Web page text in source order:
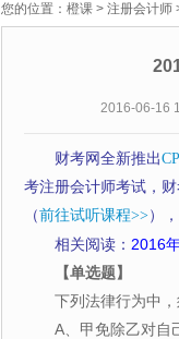
您的位置： 橙课 > 注册会计师
2016-06-16
财考网全新推出
考注册会计师考试，财
（前往试听课程>> ）
相关阅读： 2016
【单选题】
下列法律行为中
A、甲免除乙对自